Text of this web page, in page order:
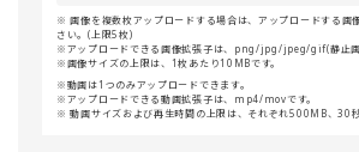
画像を複数枚アップロードする場合は、アップロードする画
さい。(上限5枚)
アップロードできる画像拡張子は、png/jpg/jpeg/gif(静止画)
画像サイズの上限は、1枚あたり10MBです。
動画は1つのみアップロードできます。
アップロードできる動画拡張子は、mp4/movです。
動画サイズおよび再生時間の上限は、それぞれ500MB、30秒